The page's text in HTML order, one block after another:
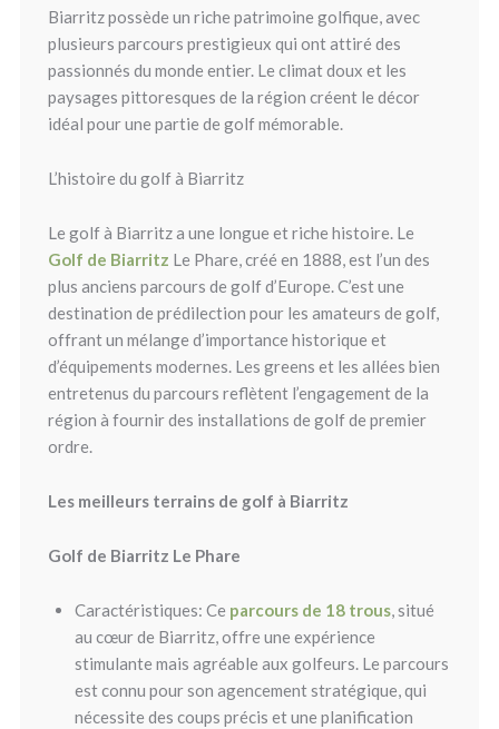
Biarritz possède un riche patrimoine golfique, avec
plusieurs parcours prestigieux qui ont attiré des
passionnés du monde entier. Le climat doux et les
paysages pittoresques de la région créent le décor
idéal pour une partie de golf mémorable.
L’histoire du golf à Biarritz
Le golf à Biarritz a une longue et riche histoire. Le
Golf de Biarritz Le Phare, créé en 1888, est l’un des
plus anciens parcours de golf d’Europe. C’est une
destination de prédilection pour les amateurs de golf,
offrant un mélange d’importance historique et
d’équipements modernes. Les greens et les allées bien
entretenus du parcours reflètent l’engagement de la
région à fournir des installations de golf de premier
ordre.
Les meilleurs terrains de golf à Biarritz
Golf de Biarritz Le Phare
Caractéristiques: Ce parcours de 18 trous, situé
au cœur de Biarritz, offre une expérience
stimulante mais agréable aux golfeurs. Le parcours
est connu pour son agencement stratégique, qui
nécessite des coups précis et une planification